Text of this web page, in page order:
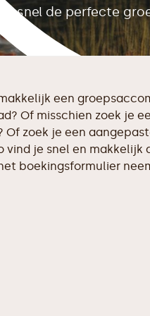
snel de perfecte
een
Of misschien zoek je
zoek je een
vind je snel en
boekingsformulier